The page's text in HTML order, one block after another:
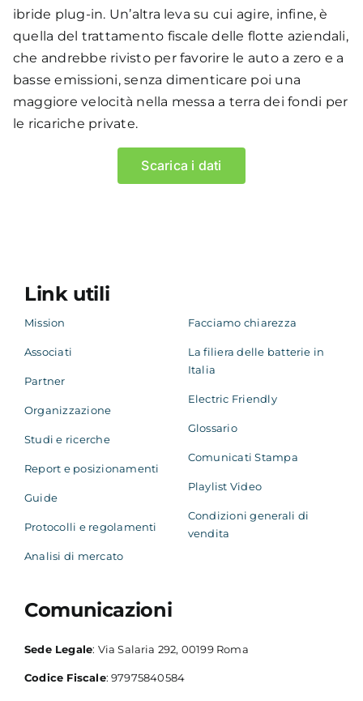
incremento del genere era avvenuto a giugno
Se confrontiamo i dati con settembre 2021 la
crescita è di +7.982 punti di ricarica (+32%),
mentre rispetto alla prima rilevazione MOTUS-E
di settembre 2019 (10.647 punti in 5.246
+208%, quindi in 3 anni i punti di ricarica sono
metà (45%) degli oltre 2.000 punti di ricarica
di ricarica in DC.
Le infrastrutture attive
Purtroppo, circa il 12% delle infrastrutture
installate risulta attualmente non utilizzabile
dagli utenti finali, o perché non è stato finora
possibile finalizzare il collegamento alla rete
elettrica da parte del distributore di energia o
per altre motivazioni autorizzative. Questo dato
è leggermente più alto rispetto a quanto
può essere imputabile anche al forte aumento
richiedono tempi di attivazione e connessione
ibride plug-in. Un’altra leva su cui agire, infine, è
quella del trattamento fiscale delle flotte aziendali,
che andrebbe rivisto per favorire le auto a zero e a
basse emissioni, senza dimenticare poi una
maggiore velocità nella messa a terra dei fondi per
le ricariche private.
Scarica i dati
Link utili
Mission
Associati
Partner
Organizzazione
Studi e ricerche
Report e posizionamenti
Guide
Protocolli e regolamenti
Analisi di mercato
Facciamo chiarezza
La filiera delle batterie in
Italia
Electric Friendly
Glossario
Comunicati Stampa
Playlist Video
Condizioni generali di
vendita
Comunicazioni
Sede Legale: Via Salaria 292, 00199 Roma
Codice Fiscale: 97975840584